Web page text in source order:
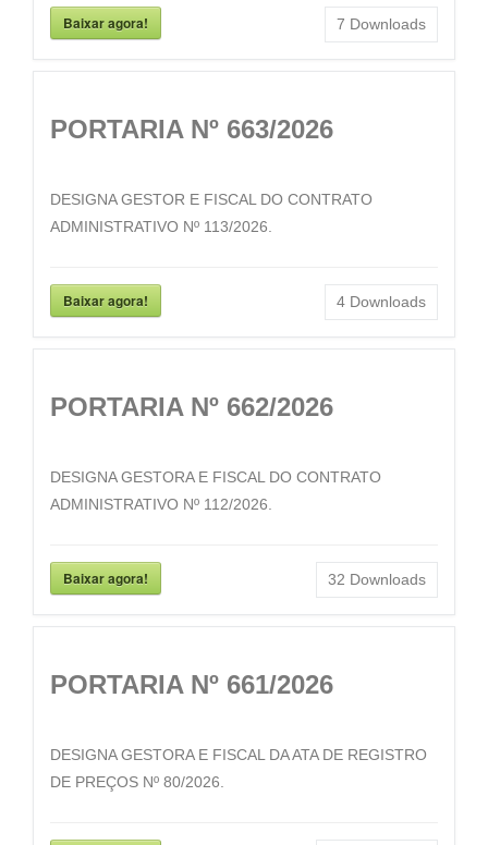
Baixar agora! 7 Downloads
PORTARIA Nº 663/2026
DESIGNA GESTOR E FISCAL DO CONTRATO
ADMINISTRATIVO Nº 113/2026.
Baixar agora! 4 Downloads
PORTARIA Nº 662/2026
DESIGNA GESTORA E FISCAL DO CONTRATO
ADMINISTRATIVO Nº 112/2026.
Baixar agora! 32 Downloads
PORTARIA Nº 661/2026
DESIGNA GESTORA E FISCAL DA ATA DE REGISTRO
DE PREÇOS Nº 80/2026.